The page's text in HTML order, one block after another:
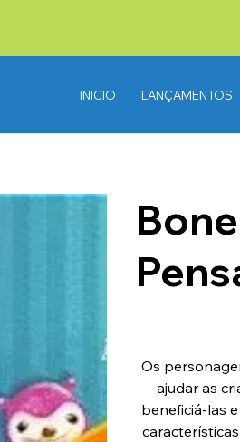
INICIO LANÇAMENTOS
Os
ajudar as
beneficiá-las